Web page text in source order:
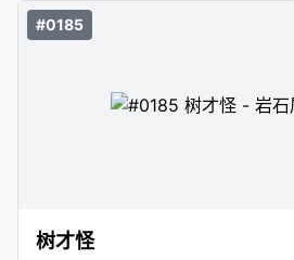
#0185
树才怪